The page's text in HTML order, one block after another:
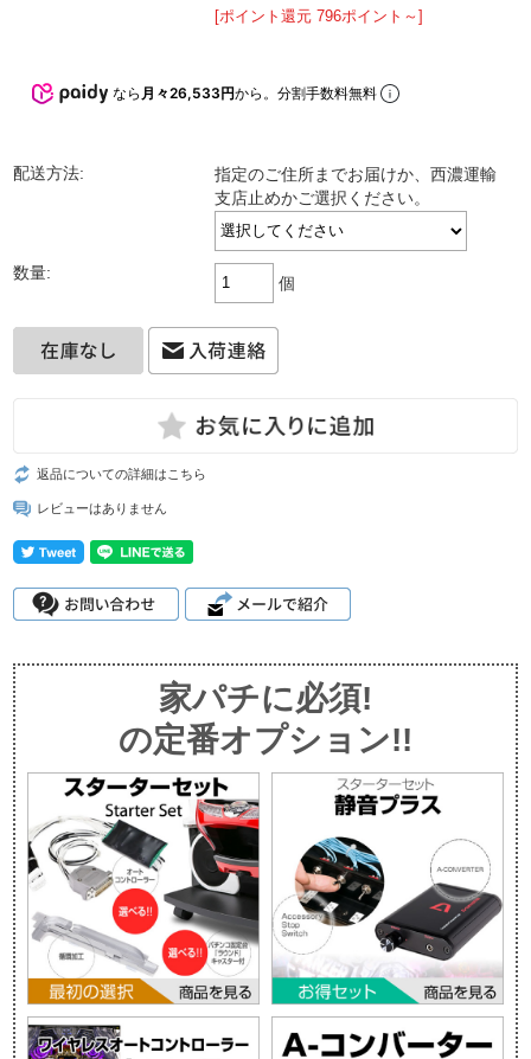
[ポイント還元 796ポイント～]
なら 月々26,533円から。分割手数料無料
配送方法:
指定のご住所までお届けか、西濃運輸
支店止めかご選択ください。
数量:
個
返品についての詳細はこちら
レビューはありません
家パチに必須!
の定番オプション!!